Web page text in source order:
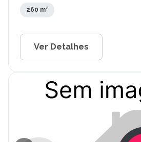
260 m²
Ver Detalhes